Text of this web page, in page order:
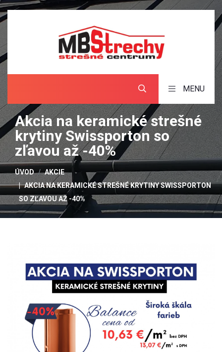
MENU
Akcia na keramické strešné
krytiny Swissporton so
zľavou až -40%
ÚVOD
AKCIE
AKCIA NA KERAMICKÉ STREŠNÉ KRYTINY SWISSPORTON
SO ZĽAVOU AŽ -40%